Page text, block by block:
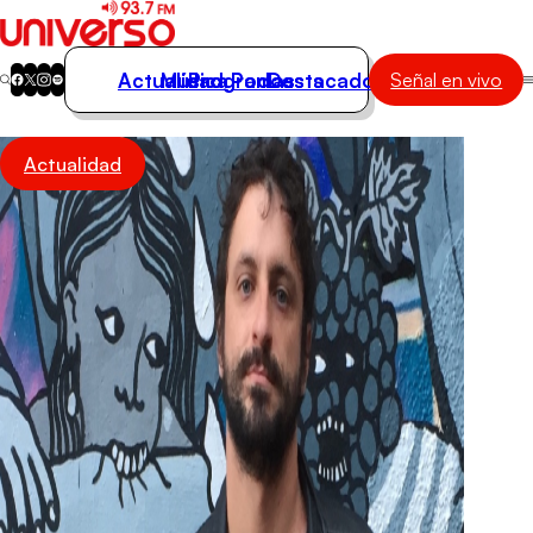
Actualidad
Música
Programas
Podcasts
Destacados
Actualidad
Música
Programas
Podcasts
Destacados Señal en vivo
Actualidad